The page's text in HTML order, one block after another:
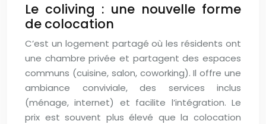
Le coliving : une nouvelle forme
de colocation
C’est un logement partagé où les résidents ont
une chambre privée et partagent des espaces
communs (cuisine, salon, coworking). Il offre une
ambiance conviviale, des services inclus
(ménage, internet) et facilite l’intégration. Le
prix est souvent plus élevé que la colocation